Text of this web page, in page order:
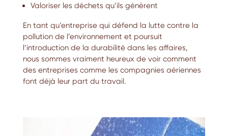
Valoriser les déchets qu’ils génèrent
En tant qu’entreprise qui défend la lutte contre la
pollution de l’environnement et poursuit
l’introduction de la durabilité dans les affaires,
nous sommes vraiment heureux de voir comment
des entreprises comme les compagnies aériennes
font déjà leur part du travail.